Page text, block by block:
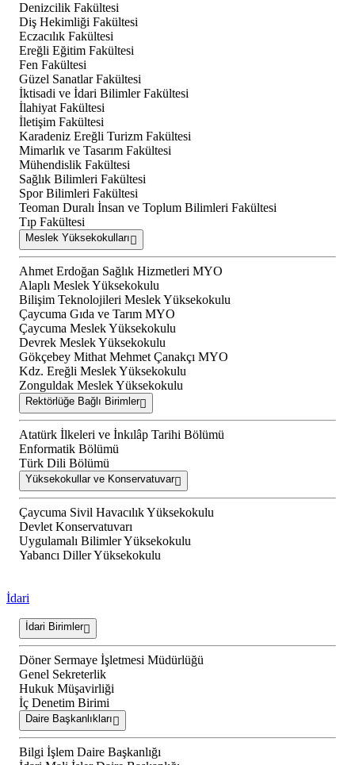
Denizcilik Fakültesi
Diş Hekimliği Fakültesi
Eczacılık Fakültesi
Ereğli Eğitim Fakültesi
Fen Fakültesi
Güzel Sanatlar Fakültesi
İktisadi ve İdari Bilimler Fakültesi
İlahiyat Fakültesi
İletişim Fakültesi
Karadeniz Ereğli Turizm Fakültesi
Mimarlık ve Tasarım Fakültesi
Mühendislik Fakültesi
Sağlık Bilimleri Fakültesi
Spor Bilimleri Fakültesi
Teoman Duralı İnsan ve Toplum Bilimleri Fakültesi
Tıp Fakültesi
Meslek Yüksekokulları
Ahmet Erdoğan Sağlık Hizmetleri MYO
Alaplı Meslek Yüksekokulu
Bilişim Teknolojileri Meslek Yüksekokulu
Çaycuma Gıda ve Tarım MYO
Çaycuma Meslek Yüksekokulu
Devrek Meslek Yüksekokulu
Gökçebey Mithat Mehmet Çanakçı MYO
Kdz. Ereğli Meslek Yüksekokulu
Zonguldak Meslek Yüksekokulu
Rektörlüğe Bağlı Birimler
Atatürk İlkeleri ve İnkılâp Tarihi Bölümü
Enformatik Bölümü
Türk Dili Bölümü
Yüksekokullar ve Konservatuvar
Çaycuma Sivil Havacılık Yüksekokulu
Devlet Konservatuvarı
Uygulamalı Bilimler Yüksekokulu
Yabancı Diller Yüksekokulu
İdari
İdari Birimler
Döner Sermaye İşletmesi Müdürlüğü
Genel Sekreterlik
Hukuk Müşavirliği
İç Denetim Birimi
Daire Başkanlıkları
Bilgi İşlem Daire Başkanlığı